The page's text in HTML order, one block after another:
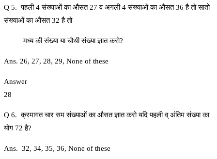
Q 5. पहली 4 संख्याओं का औसत 27 व अगली 4 संख्याओं का औसत 36 है तो सातो
संख्याओं का औसत 32 है तो
मध्य की संख्या या चौथी संख्या ज्ञात करो?
Ans. 26, 27, 28, 29, None of these
Answer
28
Q 6. क्रमागत चार सम संख्याओं का औसत ज्ञात करो यदि पहली व् अंतिम संख्या का
योग 72 है?
Ans. 32, 34, 35, 36, None of these